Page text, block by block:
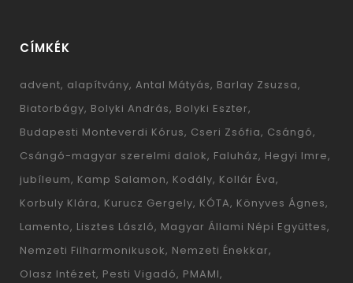
CÍMKÉK
advent alapítvány Antal Mátyás Barlay Zsuzsa
Biatorbágy Bolyki András Bolyki Eszter
Budapesti Monteverdi Kórus Cseri Zsófia Csángó
Csángó-magyar szerelmi dalok Faluház Hegyi Imre
jubíleum Kamp Salamon Kodály Kollár Éva
Korbuly Klára Kurucz Gergely KÓTA Könyves Ágnes
Lamento Lisztes László Magyar Állami Népi Együttes
Nemzeti Filharmonikusok Nemzeti Énekkar
Olasz Intézet Pesti Vigadó PMAMI